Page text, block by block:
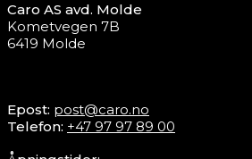
Caro AS avd. Molde
Kometvegen 7B
6419 Molde
Epost: post@caro.no
Telefon: +47 97 97 89 00